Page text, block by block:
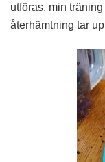
utföras, min
återhämtning tar